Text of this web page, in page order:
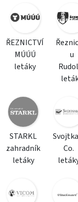
ŘEZNICTVÍ
MÚÚÚ
letáky
u
STARKL
zahradník
letáky
Co.